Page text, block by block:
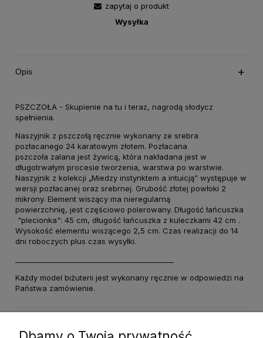
zapytaj o produkt
Wysyłka
Opis
PSZCZOŁA - Skupienie na tu i teraz, nagrodą słodycz
spełnienia.
Naszyjnik z pszczołą ręcznie wykonany ze srebra
pozłacanego 24 karatowym złotem. Pozłacana
pszczoła zalana jest żywicą, która nakładana jest w
długotrwałym procesie tworzenia, warstwa po warstwie.
Naszyjnik z kolekcji „Miedzy instynktem a intuicją” występuje w
wersji pozłacanej oraz srebrnej. Grubość złotej powłoki 2
mikrony. Element wiszący ma nieregularną
powierzchnię, jest częściowo polerowany. Długość łańcuszka
"plecionka": 45 cm, długość łańcuszka z kuleczkami 42 cm .
Wysokość elementu wiszącego 2,5 cm. Czas realizacji do 14
dni roboczych plus czas wysyłki.
Każdy model biżuterii jest wykonany ręcznie w odpowiedzi na
Państwa zamówienie.